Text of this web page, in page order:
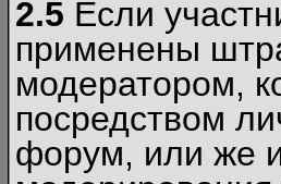
2.5 Если
применены
модератором,
посредством
форум, или же